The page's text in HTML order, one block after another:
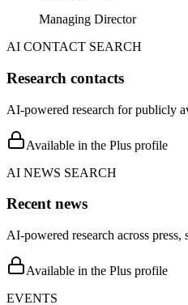
Managing Director
AI CONTACT SEARCH
Research contacts
AI-powered research for publicly
Available in the Plus profile
AI NEWS SEARCH
Recent news
AI-powered research across
Available in the Plus profile
EVENTS